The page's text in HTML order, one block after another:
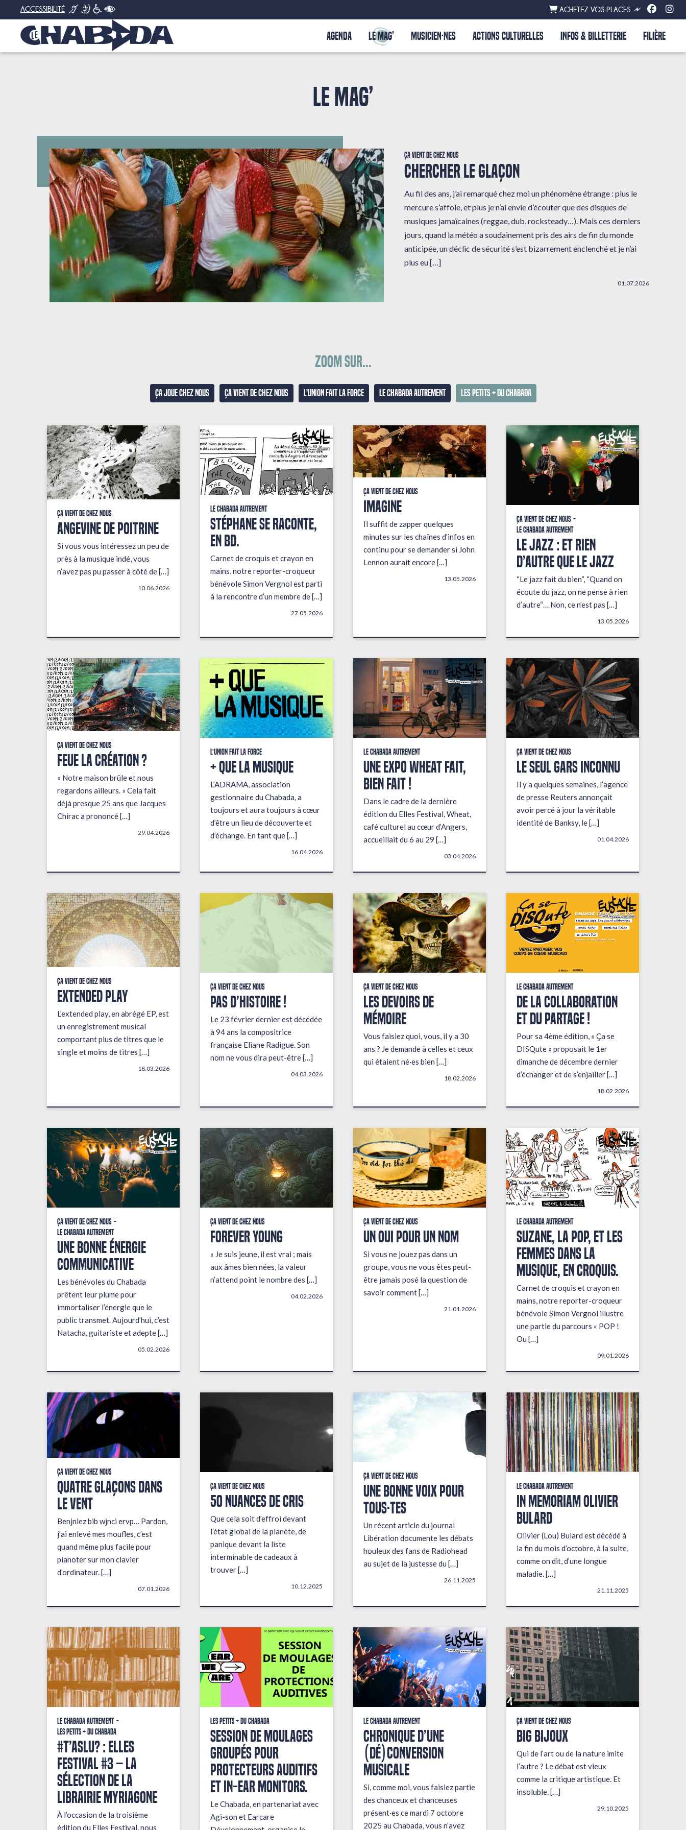
ACCESSIBILITÉ ACHETEZ VOS PLACES
AGENDA LE MAG’ MUSICIEN·NES ACTIONS CULTURELLES INFOS & BILLETTERIE FILIÈRE
LE MAG’
Ça vient de chez nous
CHERCHER LE GLAÇON
Au fil des ans, j’ai remarqué chez moi un phénomène étrange : plus le
mercure s’affole, et plus je n’ai envie d’écouter que des disques de
musiques jamaïcaines (reggae, dub, rocksteady…). Mais ces derniers
jours, quand la météo a soudainement pris des airs de fin du monde
anticipée, un déclic de sécurité s’est bizarrement enclenché et je n’ai
plus eu […]
01.07.2026
Zoom sur...
Ça joue chez nous Ça vient de chez nous L'union fait la force Le Chabada autrement Les petits + du Chabada
Ça vient de chez nous
ANGEVINE DE POITRINE
Si vous vous intéressez un peu de
près à la musique indé, vous
n’avez pas pu passer à côté de […]
10.06.2026
Le Chabada autrement
STÉPHANE SE RACONTE,
EN BD.
Carnet de croquis et crayon en
mains, notre reporter-croqueur
bénévole Simon Vergnol est parti
à la rencontre d’un membre de […]
27.05.2026
Ça vient de chez nous
IMAGINE
Il suffit de zapper quelques
minutes sur les chaînes d’infos en
continu pour se demander si John
Lennon aurait encore […]
13.05.2026
Ça vient de chez nous
Le Chabada autrement
LE JAZZ : ET RIEN
D’AUTRE QUE LE JAZZ
“Le jazz fait du bien“, “Quand on
écoute du jazz, on ne pense à rien
d’autre“… Non, ce n’est pas […]
13.05.2026
Ça vient de chez nous
FEUE LA CRÉATION ?
« Notre maison brûle et nous
regardons ailleurs. » Cela fait
déjà presque 25 ans que Jacques
Chirac a prononcé […]
29.04.2026
L'union fait la force
+ que la musique
L’ADRAMA, association
gestionnaire du Chabada, a
toujours et aura toujours à cœur
d’être un lieu de découverte et
d’échange. En tant que […]
16.04.2026
Le Chabada autrement
Une expo wheat fait,
bien fait !
Dans le cadre de la dernière
édition du Elles Festival, Wheat,
café culturel au cœur d’Angers,
accueillait du 6 au 29 […]
03.04.2026
Ça vient de chez nous
LE SEUL GARS INCONNU
Il y a quelques semaines, l’agence
de presse Reuters annonçait
avoir percé à jour la véritable
identité de Banksy, le […]
01.04.2026
Ça vient de chez nous
EXTENDED PLAY
L’extended play, en abrégé EP, est
un enregistrement musical
comportant plus de titres que le
single et moins de titres […]
18.03.2026
Ça vient de chez nous
PAS D’HISTOIRE !
Le 23 février dernier est décédée
à 94 ans la compositrice
française Eliane Radigue. Son
nom ne vous dira peut-être […]
04.03.2026
Ça vient de chez nous
LES DEVOIRS DE
MÉMOIRE
Vous faisiez quoi, vous, il y a 30
ans ? Je demande à celles et ceux
qui étaient né·es bien […]
18.02.2026
Le Chabada autrement
De la collaboration
et du partage !
Pour sa 4ème édition, « Ça se
DISQute » proposait le 1er
dimanche de décembre dernier
d’échanger et de s’enjailler […]
18.02.2026
Ça vient de chez nous
Le Chabada autrement
une bonne énergie
communicative
Les bénévoles du Chabada
prêtent leur plume pour
immortaliser l’énergie que le
public transmet. Aujourd’hui, c’est
Natacha, guitariste et adepte […]
05.02.2026
Ça vient de chez nous
FOREVER YOUNG
« Je suis jeune, il est vrai ; mais
aux âmes bien nées, la valeur
n’attend point le nombre des […]
04.02.2026
Ça vient de chez nous
UN OUI POUR UN NOM
Si vous ne jouez pas dans un
groupe, vous ne vous êtes peut-
être jamais posé la question de
savoir comment […]
21.01.2026
Le Chabada autrement
Suzane, la pop, et les
femmes dans la
musique, en croquis.
Carnet de croquis et crayon en
mains, notre reporter-croqueur
bénévole Simon Vergnol illustre
une partie du parcours « POP !
Ou […]
09.01.2026
Ça vient de chez nous
QUATRE GLAÇONS DANS
LE VENT
Benjniez bib wjnci ervp… Pardon,
j’ai enlevé mes moufles, c’est
quand même plus facile pour
pianoter sur mon clavier
d’ordinateur. […]
07.01.2026
Ça vient de chez nous
50 NUANCES DE CRIS
Que cela soit d’effroi devant
l’état global de la planète, de
panique devant la liste
interminable de cadeaux à
trouver […]
10.12.2025
Ça vient de chez nous
UNE BONNE VOIX POUR
TOUS·TES
Un récent article du journal
Libération documente les débats
houleux des fans de Radiohead
au sujet de la justesse du […]
26.11.2025
Le Chabada autrement
In Memoriam Olivier
Bulard
Olivier (Lou) Bulard est décédé à
la fin du mois d’octobre, à la suite,
comme on dit, d’une longue
maladie. […]
21.11.2025
Le Chabada autrement
Les petits + du Chabada
#T’AsLu? : ELLES
FESTIVAL #3 – La
sélection de la
librairie Myriagone
À l’occasion de la troisième
édition du Elles Festival, nous
Les petits + du Chabada
Session de moulages
groupés pour
protecteurs auditifs
et in-ear monitors.
Le Chabada, en partenariat avec
Agi-son et Earcare
Le Chabada autrement
Chronique d’une
(dé)conversion
musicale
Si, comme moi, vous faisiez partie
des chanceux et chanceuses
présent·es ce mardi 7 octobre
2025 au Chabada, vous n’avez
Ça vient de chez nous
BIG BIJOUX
Qui de l’art ou de la nature imite
l’autre ? Le débat est vieux
comme la critique artistique. Et
insoluble. […]
29.10.2025